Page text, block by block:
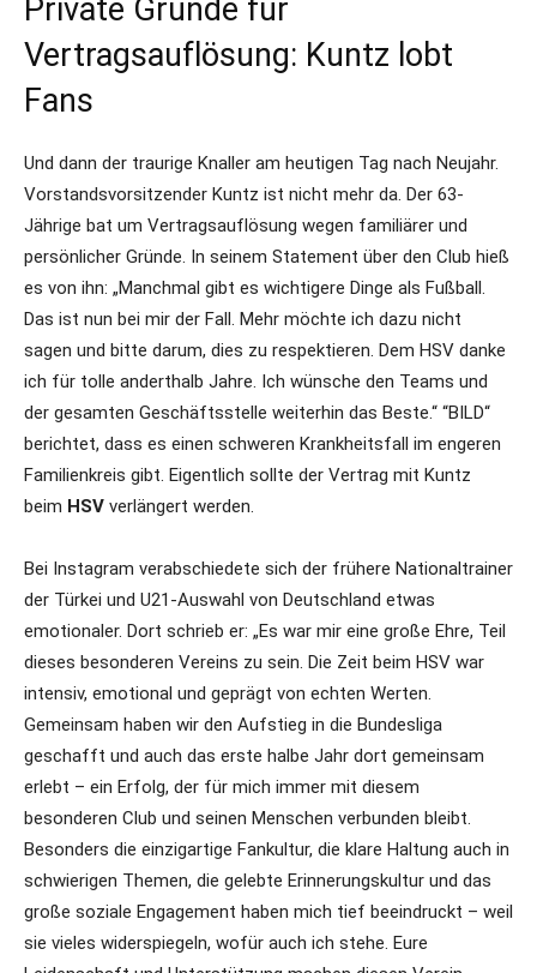
Private Gründe für
Vertragsauflösung: Kuntz lobt
Fans
Und dann der traurige Knaller am heutigen Tag nach Neujahr.
Vorstandsvorsitzender Kuntz ist nicht mehr da. Der 63-
Jährige bat um Vertragsauflösung wegen familiärer und
persönlicher Gründe. In seinem Statement über den Club hieß
es von ihn: „Manchmal gibt es wichtigere Dinge als Fußball.
Das ist nun bei mir der Fall. Mehr möchte ich dazu nicht
sagen und bitte darum, dies zu respektieren. Dem HSV danke
ich für tolle anderthalb Jahre. Ich wünsche den Teams und
der gesamten Geschäftsstelle weiterhin das Beste.“ “BILD“
berichtet, dass es einen schweren Krankheitsfall im engeren
Familienkreis gibt. Eigentlich sollte der Vertrag mit Kuntz
beim HSV verlängert werden.
Bei Instagram verabschiedete sich der frühere Nationaltrainer
der Türkei und U21-Auswahl von Deutschland etwas
emotionaler. Dort schrieb er: „Es war mir eine große Ehre, Teil
dieses besonderen Vereins zu sein. Die Zeit beim HSV war
intensiv, emotional und geprägt von echten Werten.
Gemeinsam haben wir den Aufstieg in die Bundesliga
geschafft und auch das erste halbe Jahr dort gemeinsam
erlebt – ein Erfolg, der für mich immer mit diesem
besonderen Club und seinen Menschen verbunden bleibt.
Besonders die einzigartige Fankultur, die klare Haltung auch in
schwierigen Themen, die gelebte Erinnerungskultur und das
große soziale Engagement haben mich tief beeindruckt – weil
sie vieles widerspiegeln, wofür auch ich stehe. Eure